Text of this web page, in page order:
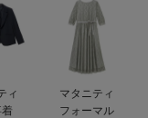
ィ
マタニティ
フォーマル